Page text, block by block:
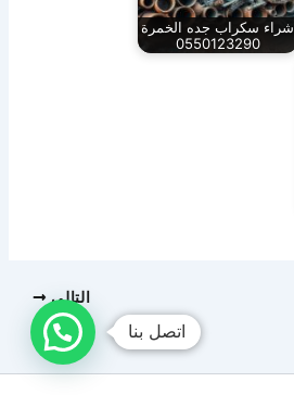
شراء سكراب جده الخمرة
0550123290
التالي
اتصل بنا